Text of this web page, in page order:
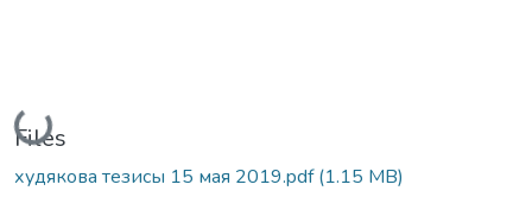
Loading...
Files
худякова тезисы 15 мая 2019.pdf(1.15 MB)